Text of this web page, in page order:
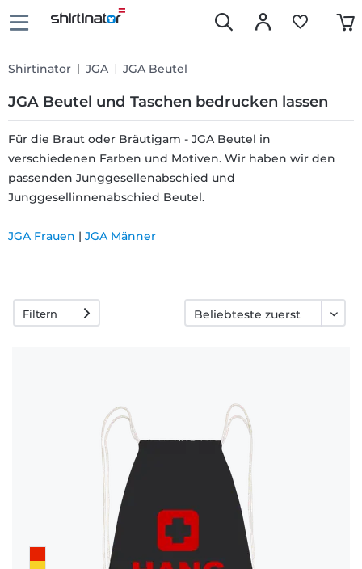
Shirtinator JGA JGA Beutel
JGA Beutel und Taschen bedrucken lassen
Schnelle
Lieferung
30 Tage
Rückgaberecht
Für die Braut oder Bräutigam - JGA Beutel in
verschiedenen Farben und Motiven. Wir haben wir den
passenden Junggesellenabschied und
Junggesellinnenabschied Beutel.
JGA Frauen | JGA Männer
Filtern